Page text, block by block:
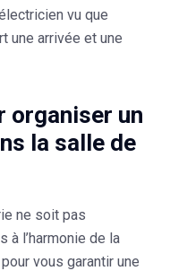
vu que
une arrivée et une
organiser un
la salle de
ne soit pas
à l’harmonie de la
pour vous garantir une